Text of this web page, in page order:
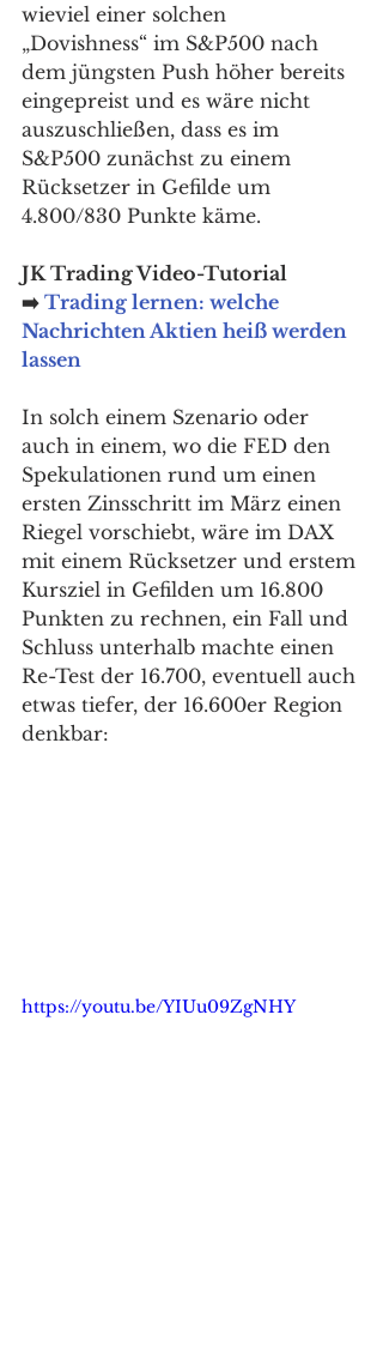
wieviel einer solchen
„Dovishness“ im S&P500 nach
dem jüngsten Push höher bereits
eingepreist und es wäre nicht
auszuschließen, dass es im
S&P500 zunächst zu einem
Rücksetzer in Gefilde um
4.800/830 Punkte käme.
JK Trading Video-Tutorial
➡️ Trading lernen: welche
Nachrichten Aktien heiß werden
lassen
In solch einem Szenario oder
auch in einem, wo die FED den
Spekulationen rund um einen
ersten Zinsschritt im März einen
Riegel vorschiebt, wäre im DAX
mit einem Rücksetzer und erstem
Kursziel in Gefilden um 16.800
Punkten zu rechnen, ein Fall und
Schluss unterhalb machte einen
Re-Test der 16.700, eventuell auch
etwas tiefer, der 16.600er Region
denkbar:
https://youtu.be/YIUu09ZgNHY